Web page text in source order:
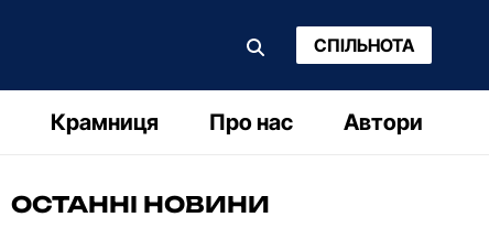
СПІЛЬНОТА
Крамниця Про нас Автори
ОСТАННІ НОВИНИ